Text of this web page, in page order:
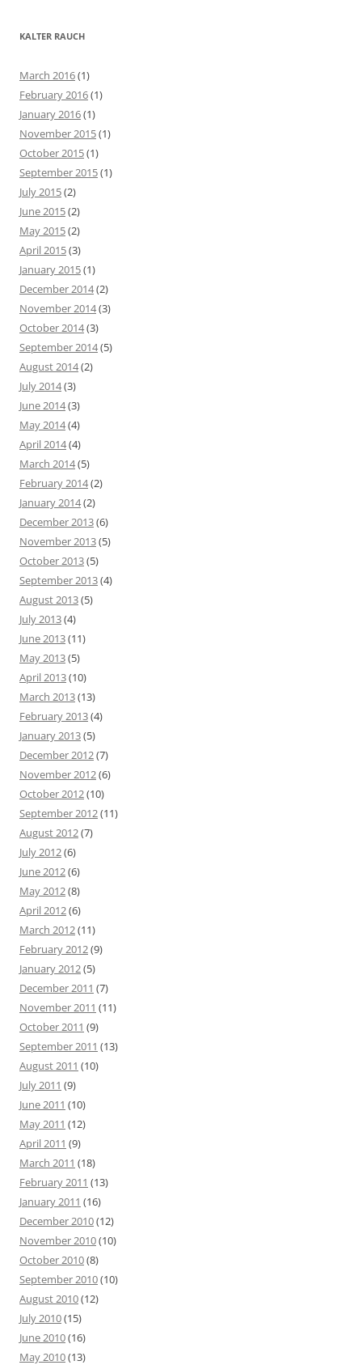
KALTER RAUCH
March 2016(1)
February 2016(1)
January 2016(1)
November 2015(1)
October 2015(1)
September 2015(1)
July 2015(2)
June 2015(2)
May 2015(2)
April 2015(3)
January 2015(1)
December 2014(2)
November 2014(3)
October 2014(3)
September 2014(5)
August 2014(2)
July 2014(3)
June 2014(3)
May 2014(4)
April 2014(4)
March 2014(5)
February 2014(2)
January 2014(2)
December 2013(6)
November 2013(5)
October 2013(5)
September 2013(4)
August 2013(5)
July 2013(4)
June 2013(11)
May 2013(5)
April 2013(10)
March 2013(13)
February 2013(4)
January 2013(5)
December 2012(7)
November 2012(6)
October 2012(10)
September 2012(11)
August 2012(7)
July 2012(6)
June 2012(6)
May 2012(8)
April 2012(6)
March 2012(11)
February 2012(9)
January 2012(5)
December 2011 (7)
November 2011 (11)
October 2011 (9)
September 2011 (13)
August 2011 (10)
July 2011 (9)
June 2011 (10)
May 2011 (12)
April 2011 (9)
March 2011 (18)
February 2011 (13)
January 2011 (16)
December 2010(12)
November 2010(10)
October 2010(8)
September 2010(10)
August 2010(12)
July 2010(15)
June 2010(16)
May 2010(13)